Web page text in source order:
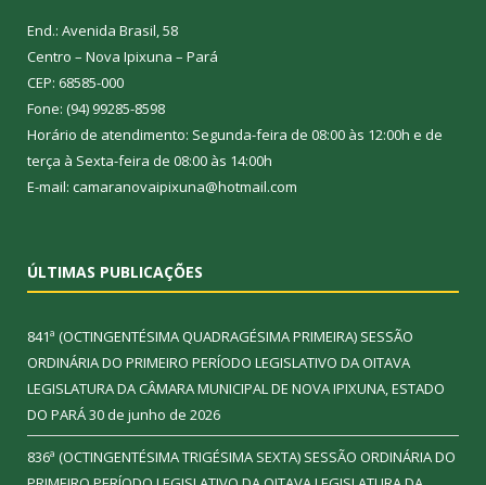
End.: Avenida Brasil, 58
Centro – Nova Ipixuna – Pará
CEP: 68585-000
Fone: (94) 99285-8598
Horário de atendimento: Segunda-feira de 08:00 às 12:00h e de
terça à Sexta-feira de 08:00 às 14:00h
E-mail: camaranovaipixuna@hotmail.com
ÚLTIMAS PUBLICAÇÕES
841ª (OCTINGENTÉSIMA QUADRAGÉSIMA PRIMEIRA) SESSÃO
ORDINÁRIA DO PRIMEIRO PERÍODO LEGISLATIVO DA OITAVA
LEGISLATURA DA CÂMARA MUNICIPAL DE NOVA IPIXUNA, ESTADO
DO PARÁ30 de junho de 2026
836ª (OCTINGENTÉSIMA TRIGÉSIMA SEXTA) SESSÃO ORDINÁRIA DO